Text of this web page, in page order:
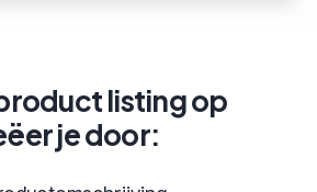
listing op
je door: